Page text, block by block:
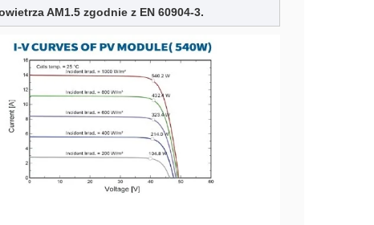
AM1.5 zgodnie z EN 60904-3.